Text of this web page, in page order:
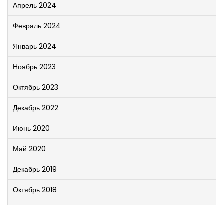
Апрель 2024
Февраль 2024
Январь 2024
Ноябрь 2023
Октябрь 2023
Декабрь 2022
Июнь 2020
Май 2020
Декабрь 2019
Октябрь 2018